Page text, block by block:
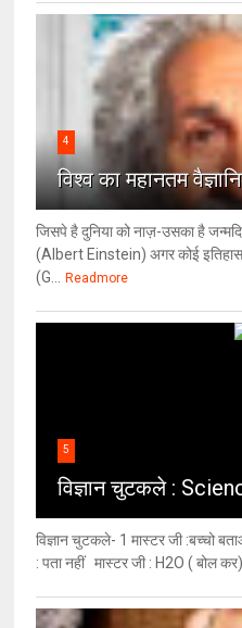
4
विश्‍व का महानतम
जिसपे है दुनिया को नाज़-उसका है
(Albert Einstein) अगर कोई इतिहास
(G...
Readmore
5
विज्ञान चुटकले :
विज्ञान चुटकले- 1 मास्टर जी :बच्चो
: पता नहीं मास्टर जी : H2O ( बोल कर)